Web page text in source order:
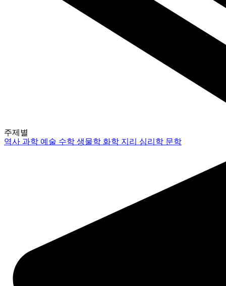
주제별
역사과학 예술 수학생물학 화학 지리 심리학 문학